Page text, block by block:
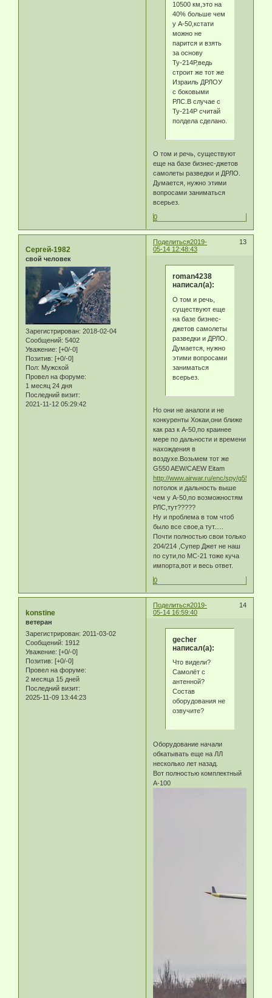
10500 км,это на
40% больше чем
у А-50,кстати
можно не
парится и взять
за основу
Ту-214Р,ведь
строит же тот же
Израиль ДРЛОУ
с боковыми
РЛС.В случае с
Ту-214Р считай
полдела сделано.
О том и речь, существуют
еще на базе бизнес-джетов
самолеты разведки и ДРЛО.
Думается, нужно этими
вопросами заниматься
всерьез.
0
Поделиться 13
2019-
05-14 12:48:43
Сергей-1982
свой человек
Зарегистрирован: 2018-02-04
Сообщений: 5402
Уважение: [+0/-0]
Позитив: [+0/-0]
Пол: Мужской
Провел на форуме:
1 месяц 24 дня
Последний визит:
2021-11-12 05:29:42
roman4238
написал(а):
О том и речь,
существуют еще
на базе бизнес-
джетов самолеты
разведки и ДРЛО.
Думается, нужно
этими вопросами
заниматься
всерьез.
Но они не аналоги и не
конкуренты Хокаи,они ближе
как раз к А-50,по краинее
мере по дальности и времени
нахождения в
воздухе.Возьмем тот же
G550 AEW/CAEW Eitam
http://www.airwar.ru/enc/spy/
потолок и дальность выше
чем у А-50,по возможностям
РЛС,тут?????
Ну и проблема в том чтоб
было все свое,а тут.....
Почти полностью свои только
204/214 ,Супер Джет не наш
по сути,по МС-21 тоже куча
импорта,вот и весь ответ.
0
Поделиться 14
2019-
05-14 16:59:40
konstine
ветеран
Зарегистрирован: 2011-03-02
Сообщений: 1912
Уважение: [+0/-0]
Позитив: [+0/-0]
Провел на форуме:
2 месяца 15 дней
Последний визит:
2025-11-09 13:44:23
gecher
написал(а):
Что видели?
Самолёт с
антенной?
Состав
оборудования не
озвучите?
Оборудование начали
обкатывать еще на ЛЛ
несколько лет назад.
Вот полностью комплектный
А-100